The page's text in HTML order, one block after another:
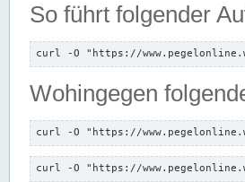
So führt folgender
curl -O "https://
Wohingegen
curl -O "https://
curl -O "https://